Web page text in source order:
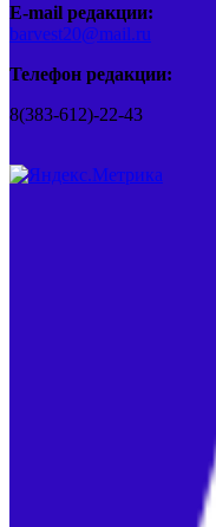
E-mail редакции:
barvest20@mail.ru
Телефон редакции:
8(383-612)-22-43